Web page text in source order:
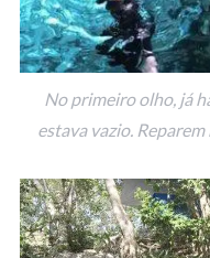
No primeiro olho, já
estava vazio.